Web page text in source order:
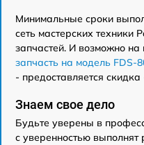
Минимальные сроки
сеть мастерских техники
запчастей. И возможно
запчасть на модель FDS-
- предоставляется скидка
Знаем свое дело
Будьте уверены в
с уверенностью выполнят